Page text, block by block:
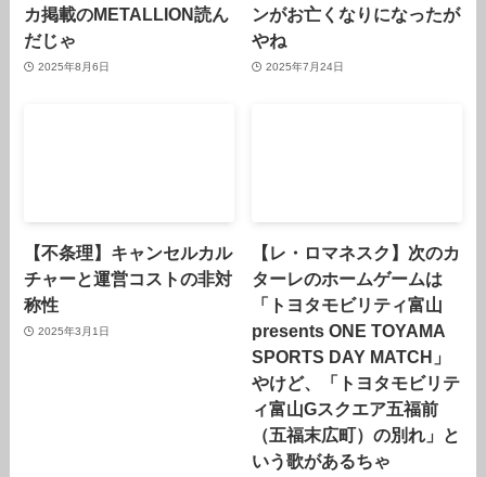
カ掲載のMETALLION読ん
だじゃ
2025年8月6日
ンがお亡くなりになったが
やね
2025年7月24日
【不条理】キャンセルカル
チャーと運営コストの非対
称性
2025年3月1日
【レ・ロマネスク】次のカ
ターレのホームゲームは
「トヨタモビリティ富山
presents ONE TOYAMA
SPORTS DAY MATCH」
やけど、「トヨタモビリテ
ィ富山Gスクエア五福前
（五福末広町）の別れ」と
いう歌があるちゃ